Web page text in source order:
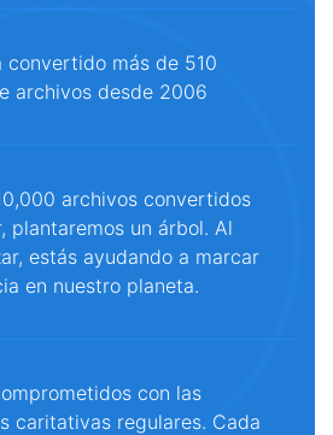
convertido más de 510
archivos desde 2006
archivos convertidos
plantaremos un árbol. Al
estás ayudando a marcar
en nuestro planeta.
con las
caritativas regulares. Cada